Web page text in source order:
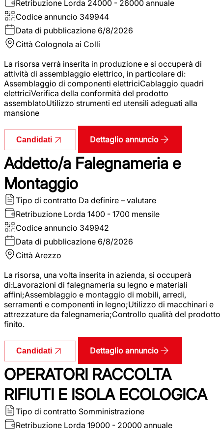
Retribuzione Lorda 24000 - 26000 annuale
Codice annuncio 349944
Data di pubblicazione 6/8/2026
Città Colognola ai Colli
La risorsa verrà inserita in produzione e si occuperà di
attività di assemblaggio elettrico, in particolare di:
Assemblaggio di componenti elettriciCablaggio quadri
elettriciVerifica della conformità del prodotto
assemblatoUtilizzo strumenti ed utensili adeguati alla
mansione
Candidati Dettaglio annuncio
Addetto/a Falegnameria e
Montaggio
Tipo di contratto Da definire – valutare
Retribuzione Lorda 1400 - 1700 mensile
Codice annuncio 349942
Data di pubblicazione 6/8/2026
Città Arezzo
La risorsa, una volta inserita in azienda, si occuperà
di:Lavorazioni di falegnameria su legno e materiali
affini;Assemblaggio e montaggio di mobili, arredi,
serramenti e componenti in legno;Utilizzo di macchinari e
attrezzature da falegnameria;Controllo qualità del prodotto
finito.
Candidati Dettaglio annuncio
OPERATORI RACCOLTA
RIFIUTI E ISOLA ECOLOGICA
Tipo di contratto Somministrazione
Retribuzione Lorda 19000 - 20000 annuale